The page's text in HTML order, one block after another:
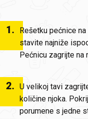
1.
Rešetku pećnice
stavite najniže
Pećnicu zagrijte na
2. U velikoj tavi
količine njoka.
porumene s jedne